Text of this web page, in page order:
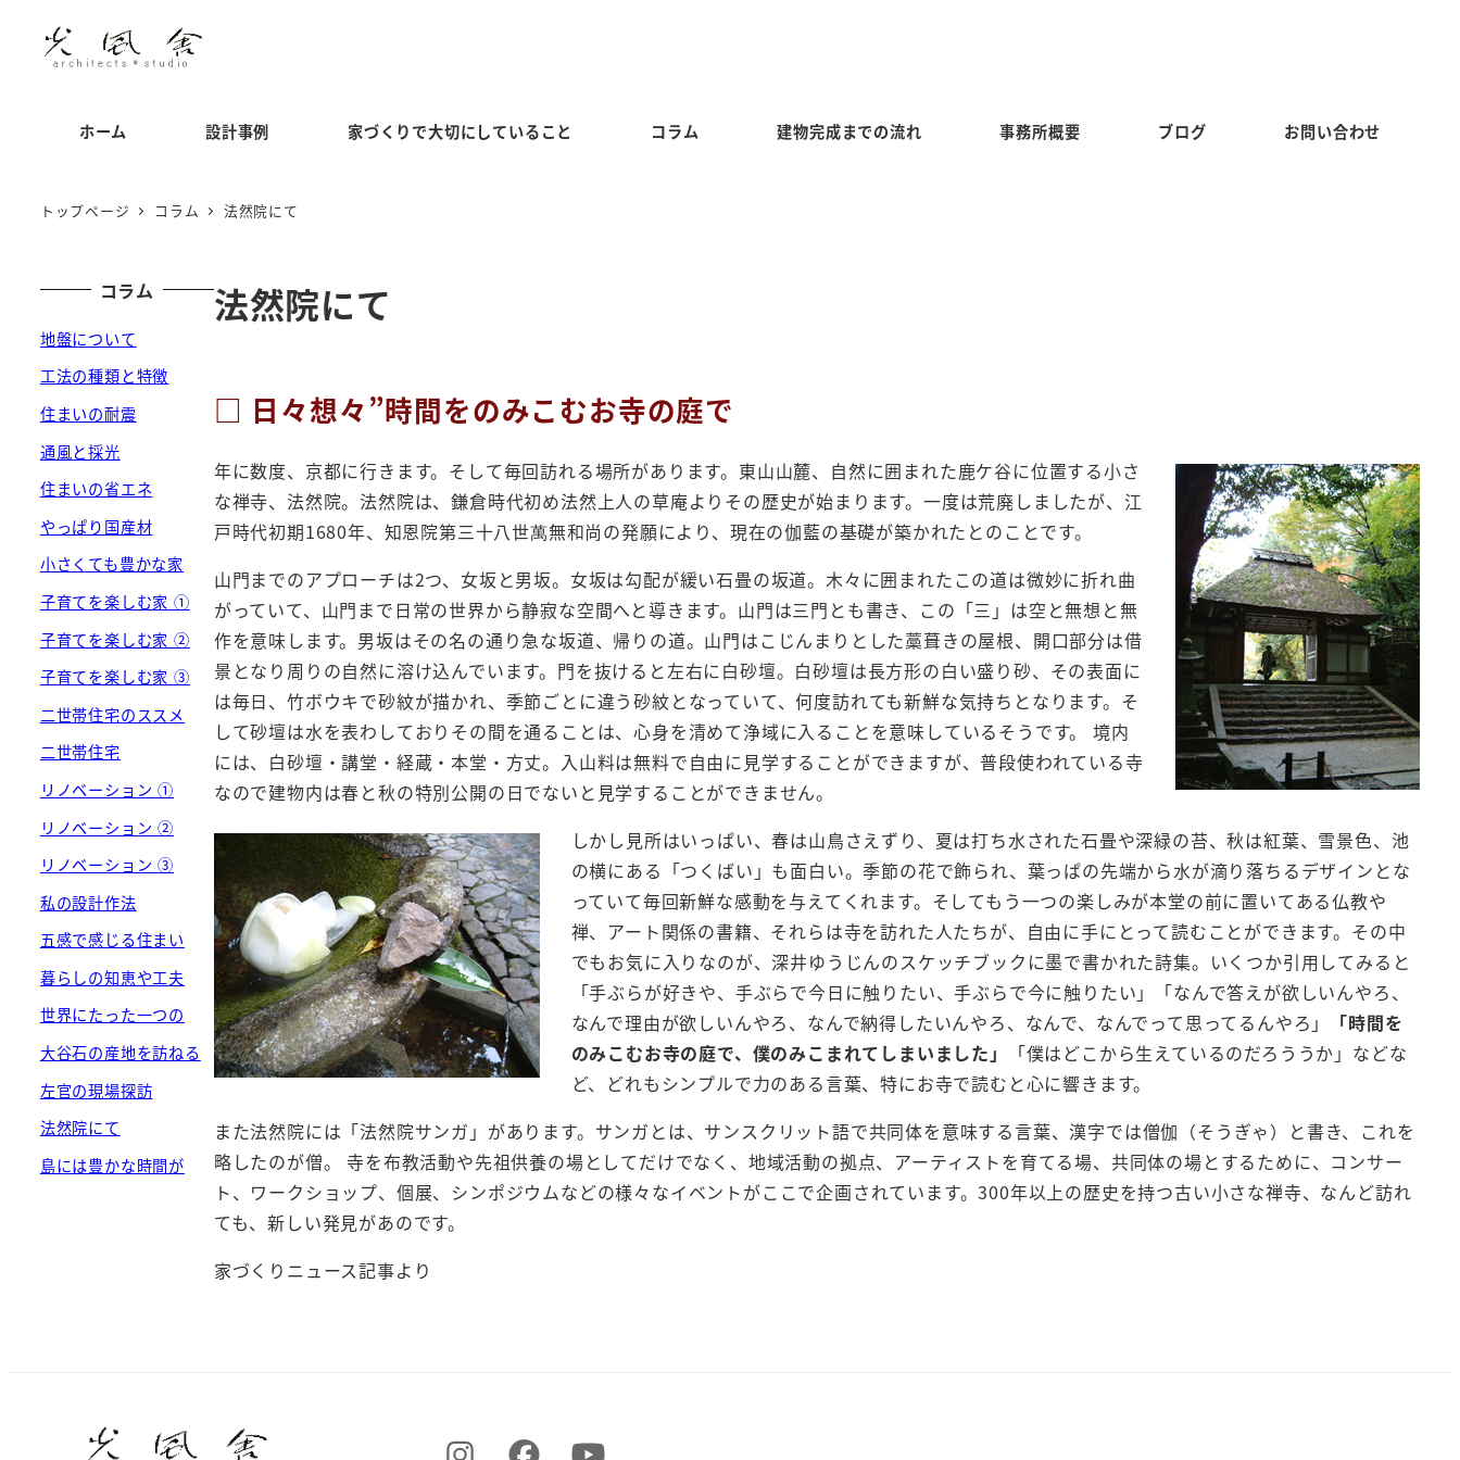
ホーム 設計事例 家づくりで大切にしていること コラム 建物完成までの流れ 事務所概要 ブログ お問い合わせ
トップページ コラム 法然院にて
法然院にて
□ 日々想々”時間をのみこむお寺の庭で
年に数度、京都に行きます。そして毎回訪れる場所があります。東山山麓、自然に囲まれた鹿ケ谷に位置する小さ
な禅寺、法然院。法然院は、鎌倉時代初め法然上人の草庵よりその歴史が始まります。一度は荒廃しましたが、江
戸時代初期1680年、知恩院第三十八世萬無和尚の発願により、現在の伽藍の基礎が築かれたとのことです。
山門までのアプローチは2つ、女坂と男坂。女坂は勾配が緩い石畳の坂道。木々に囲まれたこの道は微妙に折れ曲
がっていて、山門まで日常の世界から静寂な空間へと導きます。山門は三門とも書き、この「三」は空と無想と無
作を意味します。男坂はその名の通り急な坂道、帰りの道。山門はこじんまりとした藁葺きの屋根、開口部分は借
景となり周りの自然に溶け込んでいます。門を抜けると左右に白砂壇。白砂壇は長方形の白い盛り砂、その表面に
は毎日、竹ボウキで砂紋が描かれ、季節ごとに違う砂紋となっていて、何度訪れても新鮮な気持ちとなります。そ
して砂壇は水を表わしておりその間を通ることは、心身を清めて浄域に入ることを意味しているそうです。 境内
には、白砂壇・講堂・経蔵・本堂・方丈。入山料は無料で自由に見学することができますが、普段使われている寺
なので建物内は春と秋の特別公開の日でないと見学することができません。
しかし見所はいっぱい、春は山鳥さえずり、夏は打ち水された石畳や深緑の苔、秋は紅葉、雪景色、池
の横にある「つくばい」も面白い。季節の花で飾られ、葉っぱの先端から水が滴り落ちるデザインとな
っていて毎回新鮮な感動を与えてくれます。そしてもう一つの楽しみが本堂の前に置いてある仏教や
禅、アート関係の書籍、それらは寺を訪れた人たちが、自由に手にとって読むことができます。その中
でもお気に入りなのが、深井ゆうじんのスケッチブックに墨で書かれた詩集。いくつか引用してみると
「手ぶらが好きや、手ぶらで今日に触りたい、手ぶらで今に触りたい」「なんで答えが欲しいんやろ、
なんで理由が欲しいんやろ、なんで納得したいんやろ、なんで、なんでって思ってるんやろ」
「時間を
のみこむお寺の庭で、僕のみこまれてしまいました」
「僕はどこから生えているのだろううか」などな
ど、どれもシンプルで力のある言葉、特にお寺で読むと心に響きます。
また法然院には「法然院サンガ」があります。サンガとは、サンスクリット語で共同体を意味する言葉、漢字では僧伽（そうぎゃ）と書き、これを
略したのが僧。 寺を布教活動や先祖供養の場としてだけでなく、地域活動の拠点、アーティストを育てる場、共同体の場とするために、コンサー
ト、ワークショップ、個展、シンポジウムなどの様々なイベントがここで企画されています。300年以上の歴史を持つ古い小さな禅寺、なんど訪れ
ても、新しい発見があのです。
家づくりニュース記事より
コラム
地盤について
工法の種類と特徴
住まいの耐震
通風と採光
住まいの省エネ
やっぱり国産材
小さくても豊かな家
子育てを楽しむ家 ①
子育てを楽しむ家 ②
子育てを楽しむ家 ③
二世帯住宅のススメ
二世帯住宅
リノベーション ①
リノベーション ②
リノベーション ③
私の設計作法
五感で感じる住まい
暮らしの知恵や工夫
世界にたった一つの
大谷石の産地を訪ねる
左官の現場探訪
法然院にて
島には豊かな時間が